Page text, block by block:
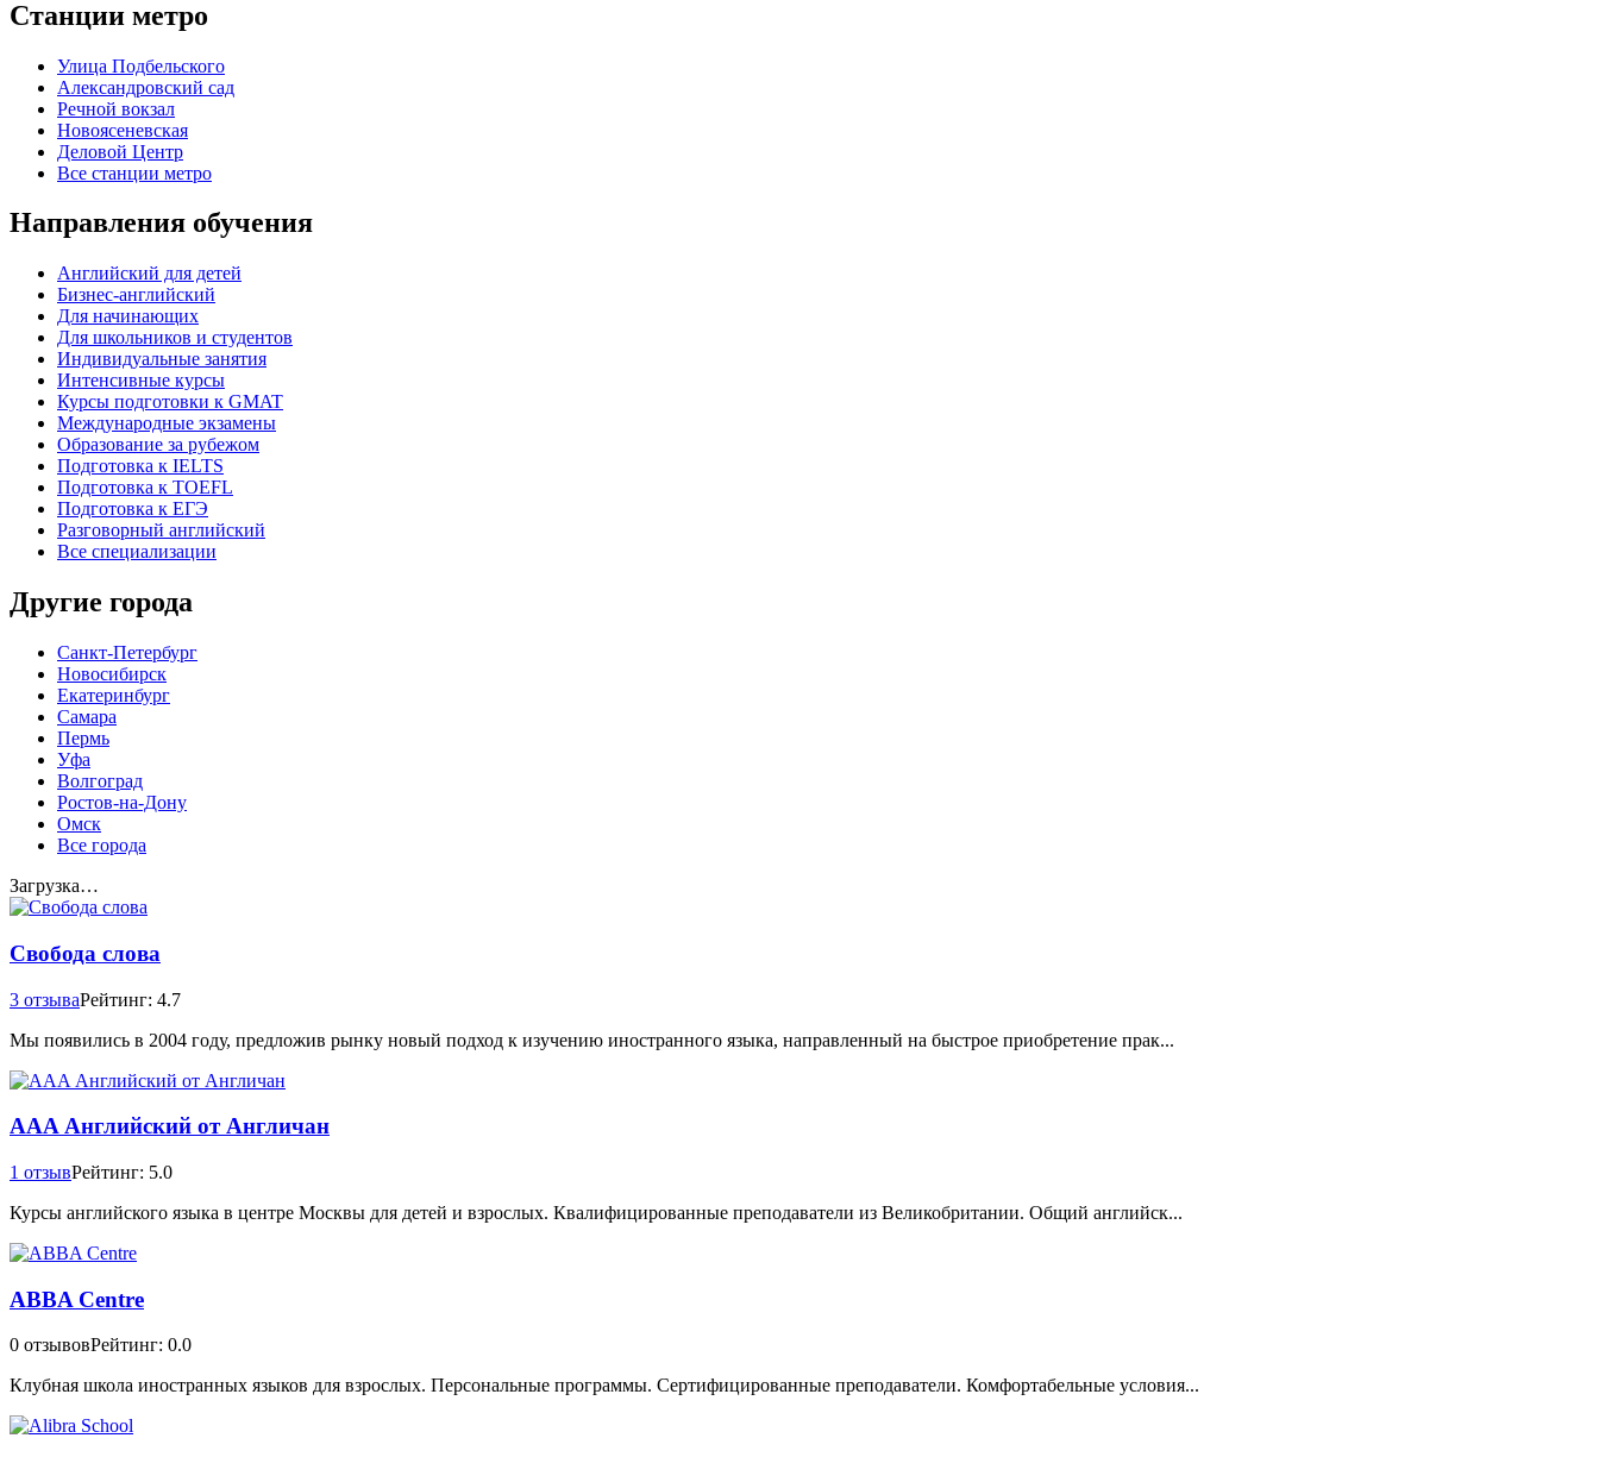
Станции метро
Улица Подбельского
Александровский сад
Речной вокзал
Новоясеневская
Деловой Центр
Все станции метро
Направления обучения
Английский для детей
Бизнес-английский
Для начинающих
Для школьников и студентов
Индивидуальные занятия
Интенсивные курсы
Курсы подготовки к GMAT
Международные экзамены
Образование за рубежом
Подготовка к IELTS
Подготовка к TOEFL
Подготовка к ЕГЭ
Разговорный английский
Все специализации
Другие города
Санкт-Петербург
Новосибирск
Екатеринбург
Самара
Пермь
Уфа
Волгоград
Ростов-на-Дону
Омск
Все города
Загрузка…
Свобода слова
3 отзываРейтинг: 4.7
Мы появились в 2004 году, предложив рынку новый подход к изучению иностранного языка, направленный на быстрое приобретение прак...
AAA Английский от Англичан
1 отзывРейтинг: 5.0
Курсы английского языка в центре Москвы для детей и взрослых. Квалифицированные преподаватели из Великобритании. Общий английск...
ABBA Centre
0 отзывовРейтинг: 0.0
Клубная школа иностранных языков для взрослых. Персональные программы. Сертифицированные преподаватели. Комфортабельные условия...